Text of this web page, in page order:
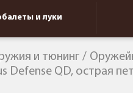
и луки
и тюнинг
Defense QD, острая